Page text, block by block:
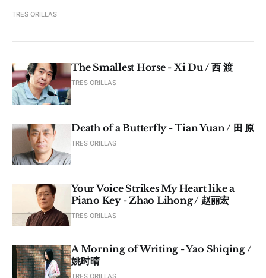
TRES ORILLAS
The Smallest Horse - Xi Du / 西 渡
TRES ORILLAS
Death of a Butterfly - Tian Yuan / 田 原
TRES ORILLAS
Your Voice Strikes My Heart like a
Piano Key - Zhao Lihong / 赵丽宏
TRES ORILLAS
A Morning of Writing - Yao Shiqing /
姚时晴